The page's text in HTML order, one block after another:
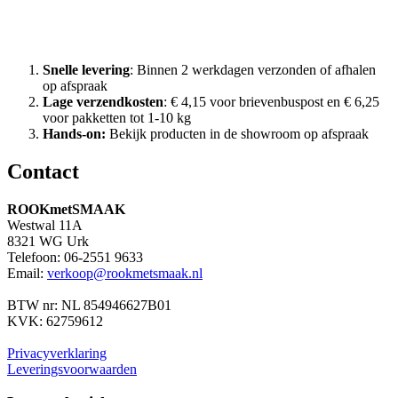
Snelle levering: Binnen 2 werkdagen verzonden of afhalen
op afspraak
Lage verzendkosten: € 4,15 voor brievenbuspost en € 6,25
voor pakketten tot 1-10 kg
Hands-on: Bekijk producten in de showroom op afspraak
Contact
ROOKmetSMAAK
Westwal 11A
8321 WG Urk
Telefoon: 06-2551 9633
Email: verkoop@rookmetsmaak.nl
BTW nr: NL 854946627B01
KVK: 62759612
Privacyverklaring
Leveringsvoorwaarden